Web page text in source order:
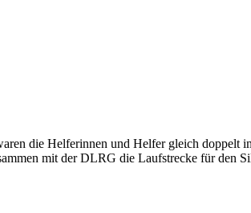
die Helferinnen und Helfer gleich doppelt
mit der DLRG die Laufstrecke für den